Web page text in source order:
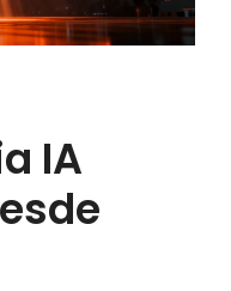
IA